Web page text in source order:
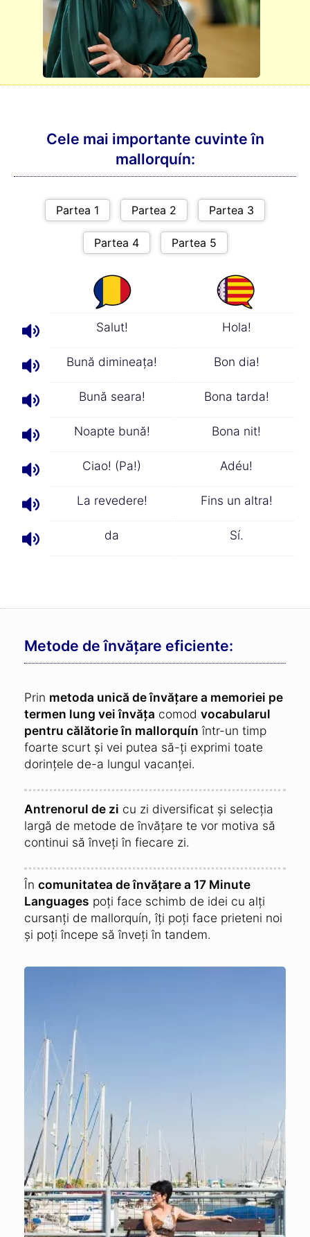
Cele mai importante cuvinte în
mallorquín:
Salut! Hola!
Bună dimineaţa! Bon dia!
Bună seara! Bona tarda!
Noapte bună! Bona nit!
Ciao! (Pa!) Adéu!
La revedere! Fins un altra!
da Sí.
Metode de învățare eficiente:
Prin metoda unică de învățare a memoriei pe
termen lung vei învăța comod vocabularul
pentru călătorie în mallorquín într-un timp
foarte scurt și vei putea să-ți exprimi toate
dorințele de-a lungul vacanței.
Antrenorul de zi cu zi diversificat și selecția
largă de metode de învățare te vor motiva să
continui să înveți în fiecare zi.
În comunitatea de învățare a 17 Minute
Languages poți face schimb de idei cu alți
cursanți de mallorquín, îți poți face prieteni noi
și poți începe să înveți în tandem.